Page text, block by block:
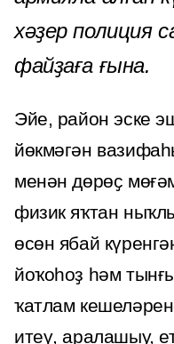
хәҙер полиция
файҙаға ғына.
Эйе, район эске
йөкмәгән
менән дөрөҫ
физик яҡтан
өсөн ябай
йоҡоһоҙ һәм
ҡатлам
итеү, аралашыу,